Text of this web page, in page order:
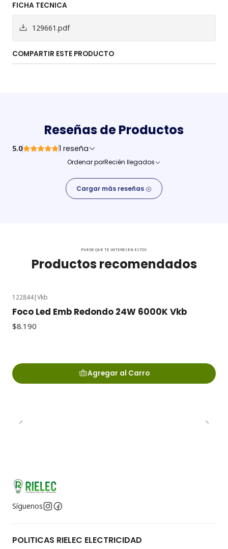
FICHA TECNICA
129661.pdf
COMPARTIR ESTE PRODUCTO
Reseñas de Productos
5.0 1 reseña
Ordenar porRecién llegados
Cargar más reseñas
PUEDE QUE TE INTERESEN ESTOS
Productos recomendados
122844|Vkb
Foco Led Emb Redondo 24W 6000K Vkb
$8.190
Agregar al Carro
Síguenos
POLITICAS RIELEC ELECTRICIDAD